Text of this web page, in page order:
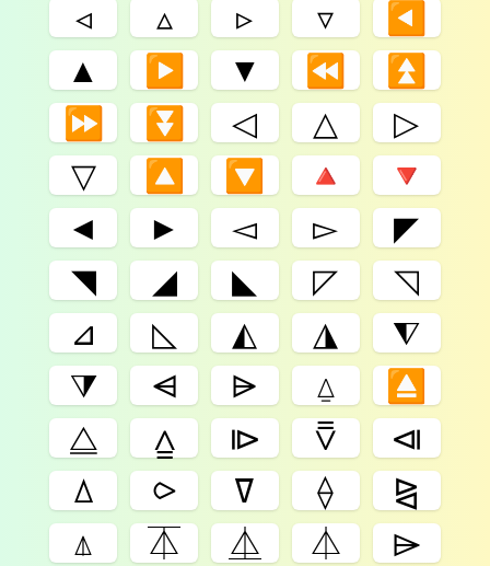
◃ ▵ ▹ ▿
◀
▲
▶ ▼ ⏪
⏫
⏩
⏬ ◁ △
▷
▽
🔼 🔽 🔺
🔻
◄
► ◅ ▻
◤
◥
◢ ◣ ◸
◹
⊿
◺ ◭ ◮
⧨
⧩
⩤ ⩥ ⍙
⏏
⧋
⩠ ⧐ ⩢
⧏
ꕔ
⪧ ߜ ⟠
⧎
⍋
⏄ ⏅ ⏃
⌲